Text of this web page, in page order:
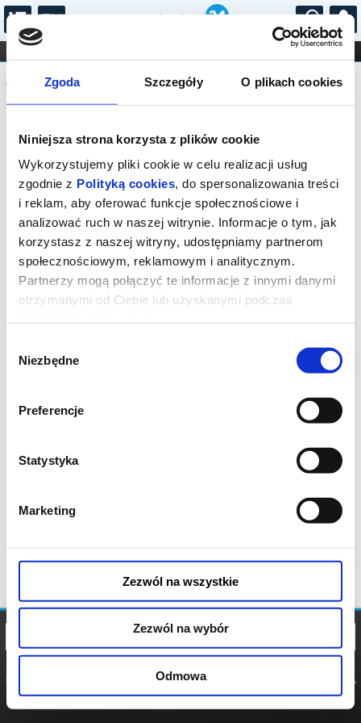
Zgoda Szczegóły O plikach cookies
Niniejsza strona korzysta z plików cookie
Wykorzystujemy pliki cookie w celu realizacji usług
zgodnie z Polityką cookies, do spersonalizowania treści
i reklam, aby oferować funkcje społecznościowe i
analizować ruch w naszej witrynie. Informacje o tym, jak
korzystasz z naszej witryny, udostępniamy partnerom
społecznościowym, reklamowym i analitycznym.
Partnerzy mogą połączyć te informacje z innymi danymi
otrzymanymi od Ciebie lub uzyskanymi podczas
zgody
Niezbędne
Preferencje
Statystyka
Marketing
Zezwól na wszystkie
Zezwól na wybór
Odmowa
...
FILHARMONIA OPERA I BALET
STAND-UP
DLA DZIECI
Komunikat
Sprzedaż biletów on-line na wydarzenie
została zakończona.
POLITYKA
POLITYKA